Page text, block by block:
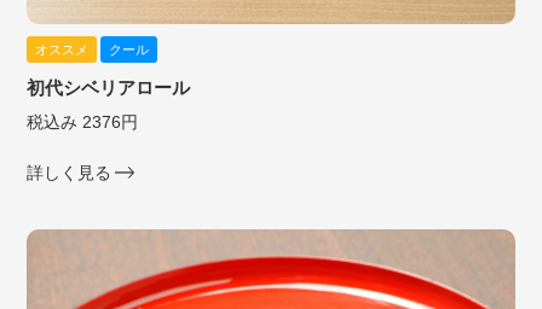
オススメ クール
初代シベリアロール
税込み 2376円
詳しく見る